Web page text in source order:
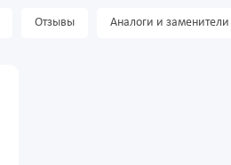
Отзывы Аналоги и заменители